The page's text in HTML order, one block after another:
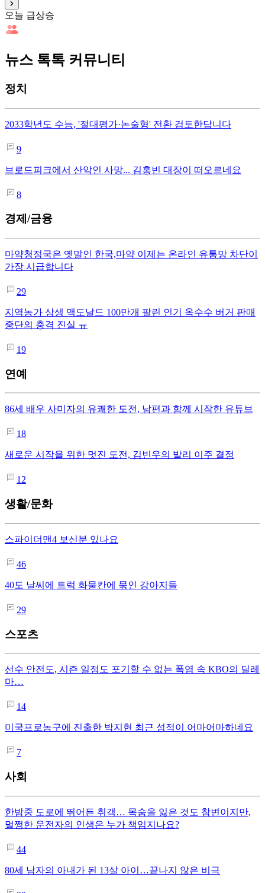
오늘 급상승
뉴스 톡톡 커뮤니티
정치
2033학년도 수능, '절대평가·논술형' 전환 검토한답니다
9
브로드피크에서 산악인 사망... 김홍빈 대장이 떠오르네요
8
경제/금융
마약청정국은 옛말인 한국,마약 이제는 온라인 유통망 차단이
가장 시급합니다
29
지역농가 상생 맥도날드 100만개 팔린 인기 옥수수 버거 판매
중단의 충격 진실 ㅠ
19
연예
86세 배우 사미자의 유쾌한 도전, 남편과 함께 시작한 유튜브
18
새로운 시작을 위한 멋진 도전, 김빈우의 발리 이주 결정
12
생활/문화
스파이더맨4 보신분 있나요
46
40도 날씨에 트럭 화물칸에 묶인 강아지들
29
스포츠
선수 안전도, 시즌 일정도 포기할 수 없는 폭염 속 KBO의 딜레
마…
14
미국프로농구에 진출한 박지현 최근 성적이 어마어마하네요
7
사회
한밤중 도로에 뛰어든 취객… 목숨을 잃은 것도 참변이지만,
멀쩡한 운전자의 인생은 누가 책임지나요?
44
80세 남자의 아내가 된 13살 아이…끝나지 않은 비극